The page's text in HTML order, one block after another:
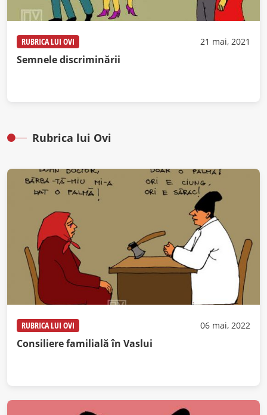
RUBRICA LUI OVI 21 mai, 2021
Semnele discriminării
Rubrica lui Ovi
RUBRICA LUI OVI 06 mai, 2022
Consiliere familială în Vaslui